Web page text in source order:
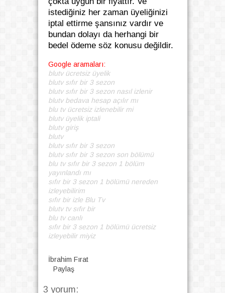
istediğiniz her zaman üyeliğinizi
iptal ettirme şansınız vardır ve
bundan dolayı da herhangi bir
bedel ödeme söz konusu değildir.
Google aramaları:
blutv ücretsiz üyelik
blutv sıfır bir 3 sezon
blutv sıfır bir 3 sezon nasıl izlenir
blutv bedava hesap açılır mı
blu tv ücretsiz izlenebilir mi
blutv üyelik iptali
blutv giriş
blutv
blutv sıfır bir 3 sezon
blutv sıfır bir 3 sezon son bölümü
blu tv sıfır bir 3 sezon 1 bölüm
yayınlandı mı
sıfır bir 3 sezon 1 bölümü nereden
izleyebilirim
sıfır bir izle Blu Tv
blutv tv sıfır bir
blu tv canlı
sıfır bir 3 sezon 1 bölümü ücretsiz
izleyebilir miyiz
İbrahim Fırat
Paylaş
3 yorum: